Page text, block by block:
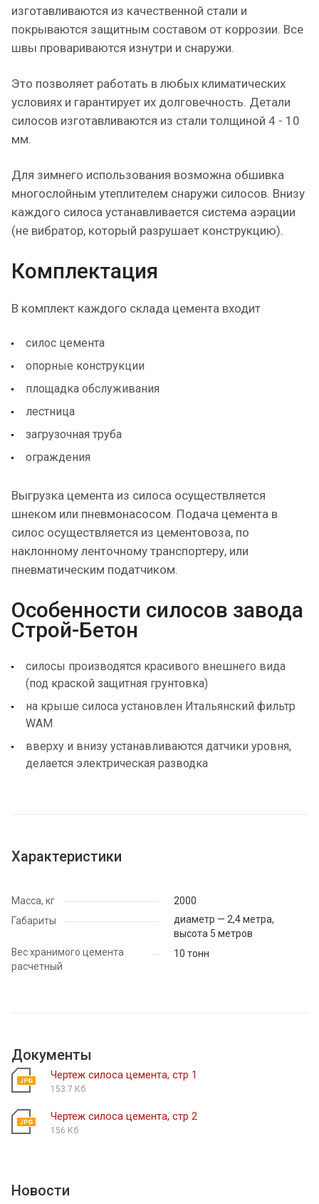
изготавливаются из качественной стали и
покрываются защитным составом от коррозии. Все
швы провариваются изнутри и снаружи.
Это позволяет работать в любых климатических
условиях и гарантирует их долговечность. Детали
силосов изготавливаются из стали толщиной 4 - 10
мм.
Для зимнего использования возможна обшивка
многослойным утеплителем снаружи силосов. Внизу
каждого силоса устанавливается система аэрации
(не вибратор, который разрушает конструкцию).
Комплектация
В комплект каждого склада цемента входит
силос цемента
опорные конструкции
площадка обслуживания
лестница
загрузочная труба
ограждения
Выгрузка цемента из силоса осуществляется
шнеком или пневмонасосом. Подача цемента в
силос осуществляется из цементовоза, по
наклонному ленточному транспортеру, или
пневматическим податчиком.
Особенности силосов завода
Строй-Бетон
силосы производятся красивого внешнего вида
(под краской защитная грунтовка)
на крыше силоса установлен Итальянский фильтр
WAM
вверху и внизу устанавливаются датчики уровня,
делается электрическая разводка
Характеристики
Масса, кг
2000
Габариты
диаметр — 2,4 метра,
высота 5 метров
Вес хранимого цемента
расчетный
10 тонн
Документы
Чертеж силоса цемента, стр 1
153.7 Кб
Чертеж силоса цемента, стр 2
156 Кб
Новости